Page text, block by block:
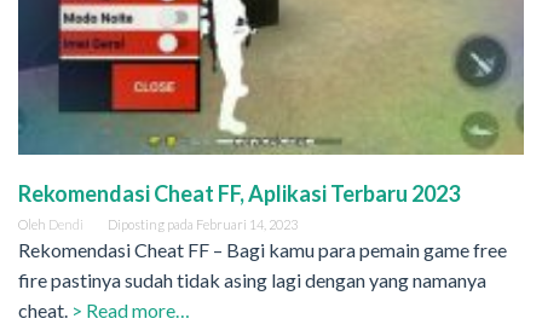
Rekomendasi Cheat FF, Aplikasi Terbaru 2023
Oleh Dendi Diposting pada Februari 14, 2023
Rekomendasi Cheat FF – Bagi kamu para pemain game free
fire pastinya sudah tidak asing lagi dengan yang namanya
cheat. > Read more…